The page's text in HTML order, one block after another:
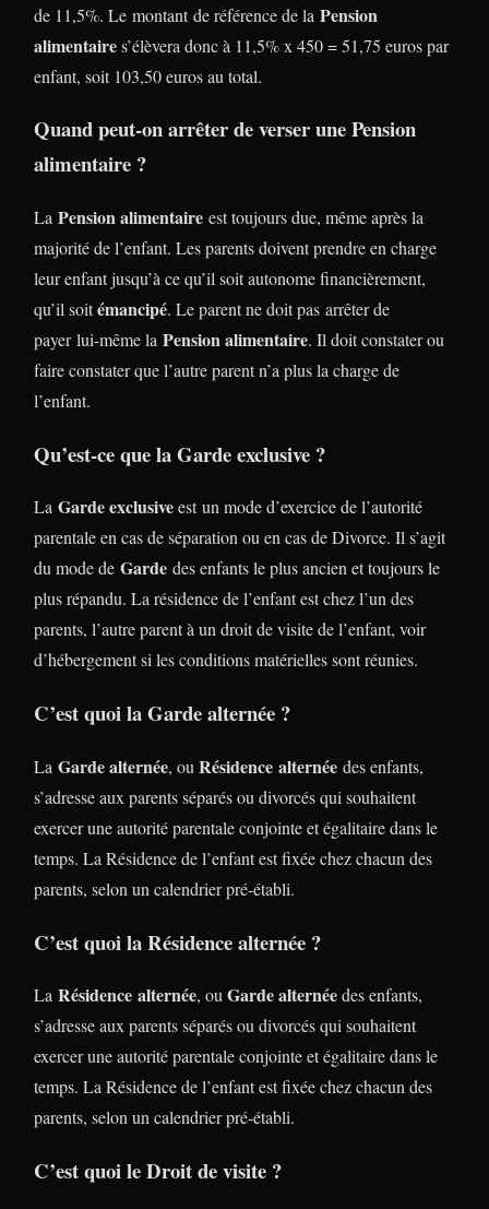
de 11,5%. Le montant de référence de la Pension
alimentaires’élèvera donc à 11,5% x 450 = 51,75 euros par
enfant, soit 103,50 euros au total.
Quand peut-on arrêter de verser une Pension
alimentaire ?
La Pension alimentaire est toujours due, même après la
majorité de l’enfant. Les parents doivent prendre en charge
leur enfant jusqu’à ce qu’il soit autonome financièrement,
qu’il soitémancipé. Le parent ne doit pas arrêter de
payer lui-même la Pension alimentaire. Il doit constater ou
faire constater que l’autre parent n’a plus la charge de
l’enfant.
Qu’est-ce que la Garde exclusive ?
La Garde exclusiveest un mode d’exercice de l’autorité
parentale en cas de séparation ou en cas de Divorce. Il s’agit
du mode de Garde des enfants le plus ancien et toujours le
plus répandu. La résidence de l’enfant est chez l’un des
parents, l’autre parent à un droit de visite de l’enfant, voir
d’hébergement si les conditions matérielles sont réunies.
C’est quoi la Garde alternée ?
La Garde alternée, ou Résidence alternée des enfants,
s’adresse aux parents séparés ou divorcés qui souhaitent
exercer une autorité parentale conjointe et égalitaire dans le
temps. La Résidence de l’enfant est fixée chez chacun des
parents, selon un calendrier pré-établi.
C’est quoi la Résidence alternée ?
La Résidence alternée, ouGarde alternéedes enfants,
s’adresse aux parents séparés ou divorcés qui souhaitent
exercer une autorité parentale conjointe et égalitaire dans le
temps. La Résidence de l’enfant est fixée chez chacun des
parents, selon un calendrier pré-établi.
C’est quoi le Droit de visite ?